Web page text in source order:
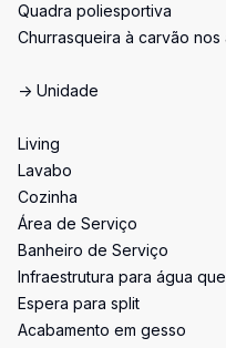
Quadra poliesportiva
Churrasqueira à carvão
-> Unidade
Living
Lavabo
Cozinha
Área de Serviço
Banheiro de Serviço
Infraestrutura para água
Espera para split
Acabamento em gesso